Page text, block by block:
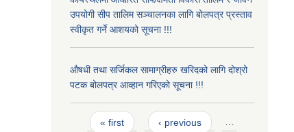
उपयोगी सीप तालिम सञ्चालनका लागि बोलपत्र प्रस्ताव
स्वीकृत गर्ने आशयको सूचना !!!
औषधी तथा सर्जिकल सामाग्रीहरु खरिदको लागि दोश्रो
पटक बोलपत्र आव्हान गरिएको सूचना !!!
Pages
« first ‹ previous …